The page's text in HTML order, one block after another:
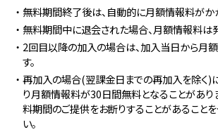
・無料期間終了後は、自動的に月額情報料がか
・無料期間中に退会された場合、月額情報料は
・2回目以降の加入の場合は、加入当日から月額情報料がかかりま
す。
・再加入の場合(翌課金日までの再加入を除く)にも、当社の裁量によ
り月額情報料が30日間無料となることがあり
料期間のご提供をお断りすることがあること
い。